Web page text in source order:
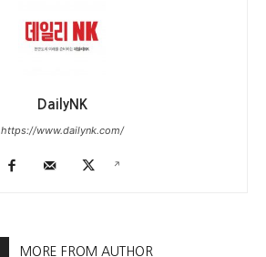
DailyNK
https://www.dailynk.com/
MORE FROM AUTHOR